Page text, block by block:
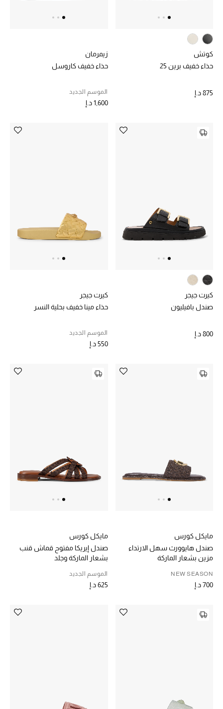
هدايا حسب المرسل إليه
هدايا حسب السعر
هدايا للجميع
حصريات
مستلزمات المنزل
توتيمي
تعكس توتيمي فن الأناقة السهلة بقطع أساسية راقية
تسوقوا توتيمي
كوتش
حذاء خفيف برين 25
875 د.إ
زيمرمان
حذاء خفيف كاروسل
الموسم الجديد
1,600 د.إ
كيرت جيجر
صندل بافيليون
800 د.إ
كيرت جيجر
حذاء مينا خفيف بحلية النسر
الموسم الجديد
550 د.إ
مايكل كورس
صندل هايوورث سهل الارتداء
مزين بشعار الماركة
NEW SEASON
700 د.إ
مايكل كورس
صندل إيريكا مفتوح قماش قنب
بشعار الماركة وجلد
الموسم الجديد
625 د.إ